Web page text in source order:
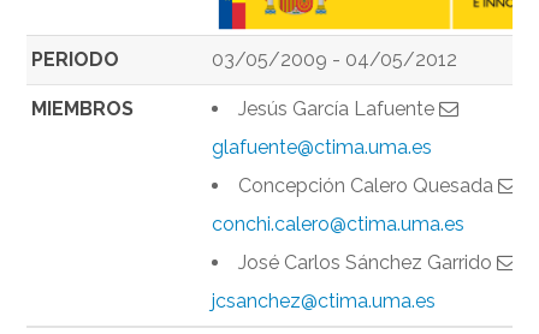
PERIODO 03/05/2009 - 04/05/2012
MIEMBROS
Jesús García Lafuente
glafuente@ctima.uma.es
Concepción Calero Quesada
conchi.calero@ctima.uma.es
José Carlos Sánchez Garrido
jcsanchez@ctima.uma.es